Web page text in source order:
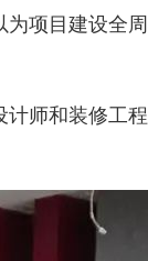
项目建设全周
师和装修工